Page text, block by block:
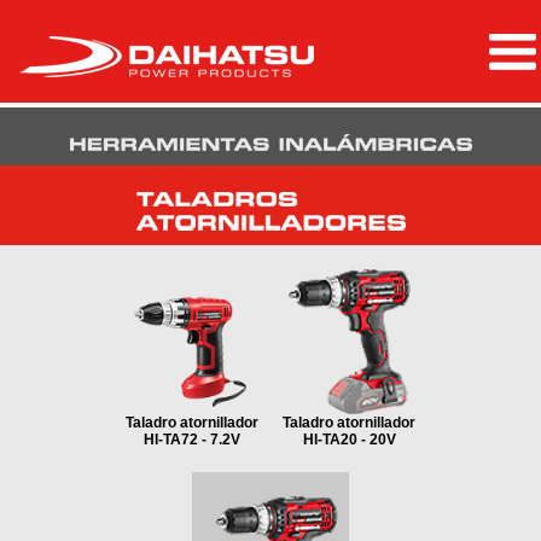
Taladro atornillador
HI-TA72 - 7.2V
Taladro atornillador
HI-TA20 - 20V